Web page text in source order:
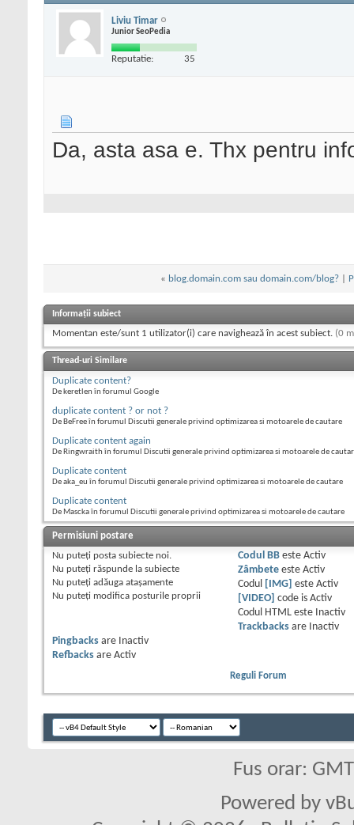
Liviu Timar
Junior SeoPedia
Reputatie: 35
Da, asta asa e. Thx pentru
« blog.domain.com sau domain.com/blog?
Informații subiect
Momentan este/sunt 1 utilizator(i) care navighează în acest subiect. (0
Thread-uri Similare
Duplicate content?
De keretlen în forumul Google
duplicate content ? or not ?
De BeFree în forumul Discutii generale privind optimizarea si motoarele de cautare
Duplicate content again
De Ringwraith în forumul Discutii generale privind optimizarea si motoarele de
Duplicate content
De aka_eu în forumul Discutii generale privind optimizarea si motoarele de cautare
Duplicate content
De Mascka în forumul Discutii generale privind optimizarea si motoarele de cautare
Permisiuni postare
Nu puteţi posta subiecte noi.
Nu puteţi răspunde la subiecte
Nu puteţi adăuga ataşamente
Nu puteţi modifica posturile proprii
Codul BBeste Activ
Zâmbeteeste Activ
Codul
[IMG] este Activ
[VIDEO] code is Activ
Codul HTML este
Inactiv
Trackbacksare
Inactiv
Pingbacks are
Inactiv
Refbacks are Activ
Reguli Forum
Fus orar:
Powered by